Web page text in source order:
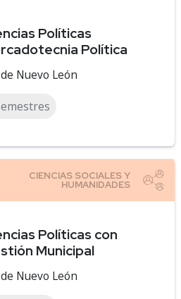
Políticas
Política
Nuevo León
Políticas con
Municipal
Nuevo León